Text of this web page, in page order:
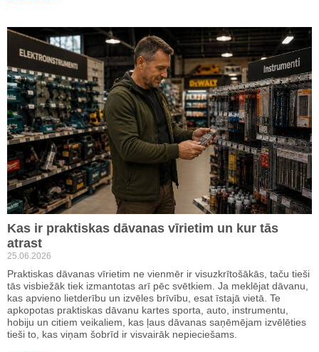
Kas ir praktiskas dāvanas vīrietim un kur tās
atrast
25.06.2026
Praktiskas dāvanas vīrietim ne vienmēr ir visuzkrītošākās, taču tieši
tās visbiežāk tiek izmantotas arī pēc svētkiem. Ja meklējat dāvanu,
kas apvieno lietderību un izvēles brīvību, esat īstajā vietā. Te
apkopotas praktiskas dāvanu kartes sporta, auto, instrumentu,
hobiju un citiem veikaliem, kas ļaus dāvanas saņēmējam izvēlēties
tieši to, kas viņam šobrīd ir visvairāk nepieciešams.